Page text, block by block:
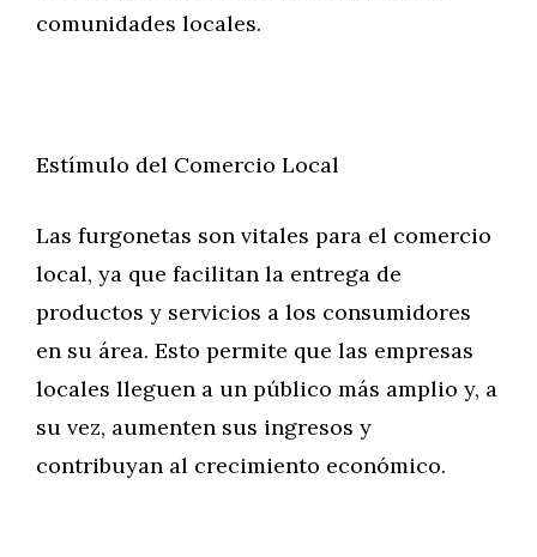
comunidades locales.
Estímulo del Comercio Local
Las furgonetas son vitales para el comercio
local, ya que facilitan la entrega de
productos y servicios a los consumidores
en su área. Esto permite que las empresas
locales lleguen a un público más amplio y, a
su vez, aumenten sus ingresos y
contribuyan al crecimiento económico.